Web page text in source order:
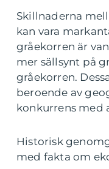
Skillnaderna
kan vara
gråekorren är
mer sällsynt på
gråekorren.
beroende av
konkurrens med
Historisk
med fakta om